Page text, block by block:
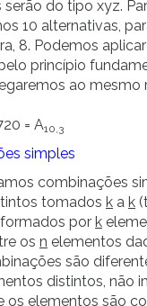
serão do tipo xyz.
10 alternativas,
8. Podemos
princípio
ao mesmo
= A10,3
simples
combinações
tomados k a k
por k
os n elementos
são
distintos, não
os elementos são